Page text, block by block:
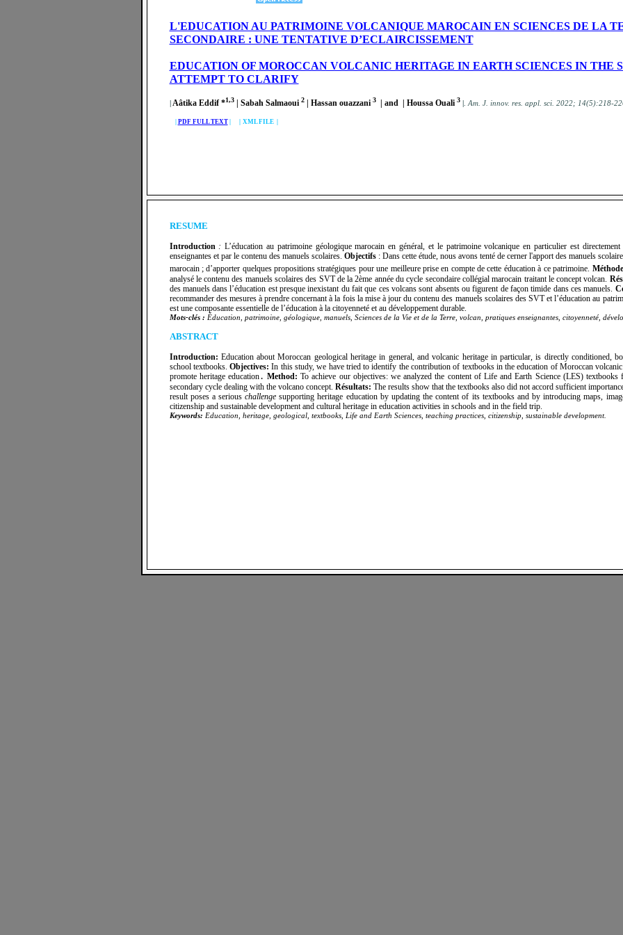
RESUME
Introduction :L’éducation au patrimoine géologique marocain en général, et le patrimoine volcanique en particulier est
enseignantes et par le contenu des manuels scolaires. Objectifs: Dans cette étude, nous avons tenté de cerner l'apport des manuels
marocain ; d’apporter quelques propositions stratégiques pour une meilleure prise en compte de cette éducation à ce patrimoine.
analysé le contenu des manuels scolaires des SVT de la 2ème année du cycle secondaire collégial marocain traitant le concept volcan.
des manuels dans l’éducation est presque inexistant du fait que ces volcans sont absents ou figurent de façon timide dans ces manuels.
recommander des mesures à prendre concernant à la fois la mise à jour du contenu des manuels scolaires des SVT et l’éducation au
est une composante essentielle de l’éducation à la citoyenneté et au développement durable.
Mots-clés : Éducation, patrimoine, géologique, manuels, Sciences de la Vie et de la Terre, volcan, pratiques enseignantes, citoyenneté,
ABSTRACT
Introduction: Education about Moroccan geological heritage in general, and volcanic heritage in particular, is directly conditioned,
school textbooks.Objectives: In this study, we have tried to identify the contribution of textbooks in the education of Moroccan
promote heritage education. Method:To achieve our objectives: we analyzed the content of Life and Earth Science (LES)
secondary cycle dealing with the volcano concept. Résultats: The results show that the textbooks also did not accord sufficient
result poses a seriouschallenge supporting heritage education by updating the content of its textbooks and by introducing maps,
citizenship and sustainable development and cultural heritage in education activities in schools and in the field trip.
Keywords: Education, heritage, geological, textbooks, Life and Earth Sciences, teaching practices, citizenship, sustainable development.
L'EDUCATION AU PATRIMOINE VOLCANIQUE MAROCAIN EN SCIENCES DE LA
SECONDAIRE : UNE TENTATIVE D’ECLAIRCISSEMENT
EDUCATION OF MOROCCAN VOLCANIC HERITAGE IN EARTH SCIENCES IN THE
ATTEMPT TO CLARIFY
|Aâtika Eddif *1,3| Sabah Salmaoui 2| Hassan ouazzani 3| and | Houssa Ouali 3 |. Am. J. innov. res. appl. sci. 2022; 14(5):218-
PDF FULL TEXT| | XML FILE |